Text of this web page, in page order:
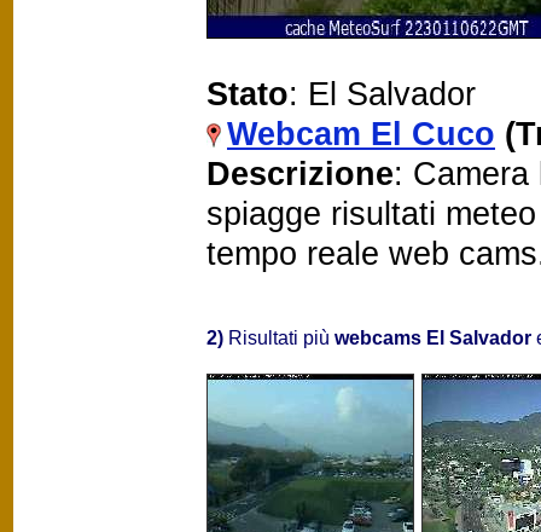
Stato: El Salvador
Webcam El Cuco
Descrizione:
spiagge risultati
tempo reale web
2) Risultati più webcams El Salvador